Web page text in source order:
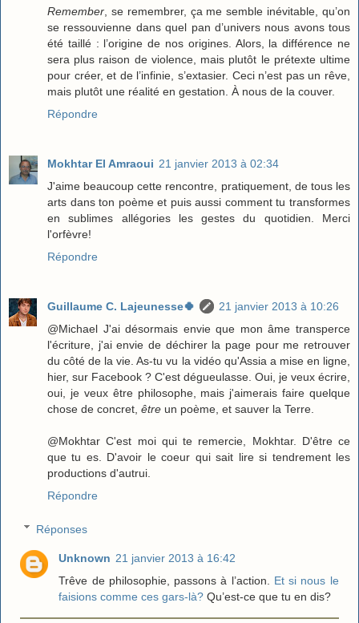
Remember, se remembrer, ça me semble inévitable, qu’on
se ressouvienne dans quel pan d’univers nous avons tous
été taillé : l’origine de nos origines. Alors, la différence ne
sera plus raison de violence, mais plutôt le prétexte ultime
pour créer, et de l’infinie, s’extasier. Ceci n’est pas un rêve,
mais plutôt une réalité en gestation. À nous de la couver.
Répondre
Mokhtar El Amraoui 21 janvier 2013 à 02:34
J'aime beaucoup cette rencontre, pratiquement, de tous les
arts dans ton poème et puis aussi comment tu transformes
en sublimes allégories les gestes du quotidien. Merci
l'orfèvre!
Répondre
Guillaume C. Lajeunesse🍀
21 janvier 2013 à 10:26
@Michael J'ai désormais envie que mon âme transperce
l'écriture, j'ai envie de déchirer la page pour me retrouver
du côté de la vie. As-tu vu la vidéo qu'Assia a mise en ligne,
hier, sur Facebook ? C'est dégueulasse. Oui, je veux écrire,
oui, je veux être philosophe, mais j'aimerais faire quelque
chose de concret, être un poème, et sauver la Terre.
@Mokhtar C'est moi qui te remercie, Mokhtar. D'être ce
que tu es. D'avoir le coeur qui sait lire si tendrement les
productions d'autrui.
Répondre
Réponses
Unknown 21 janvier 2013 à 16:42
Trêve de philosophie, passons à l’action. Et si nous le
faisions comme ces gars-là?Qu’est-ce que tu en dis?